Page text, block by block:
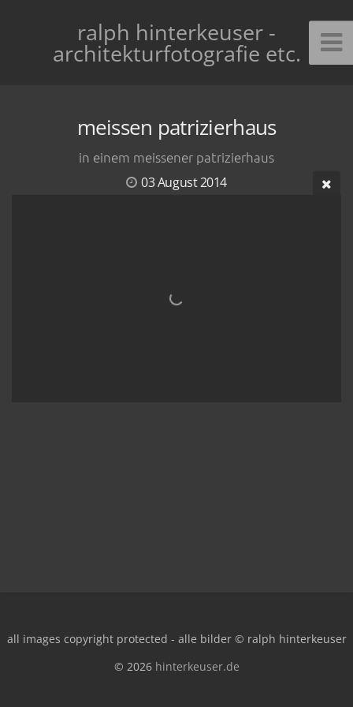
ralph hinterkeuser -
architekturfotografie etc.
meissen patrizierhaus
in einem meissener patrizierhaus
03 August 2014
all images copyright protected - alle bilder © ralph hinterkeuser
© 2026 hinterkeuser.de